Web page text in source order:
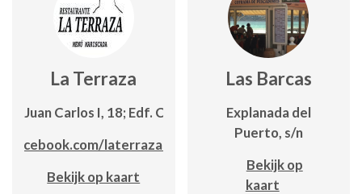
La Terraza
Juan Carlos I, 18; Edf. Cancún
laterrazadecalpe
Bekijk op kaart
Las Barcas
Explanada del
Puerto, s/n
Bekijk op
kaart